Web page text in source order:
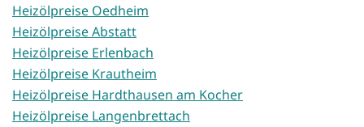
Heizölpreise Oedheim
Heizölpreise Abstatt
Heizölpreise Erlenbach
Heizölpreise Krautheim
Heizölpreise Hardthausen am Kocher
Heizölpreise Langenbrettach